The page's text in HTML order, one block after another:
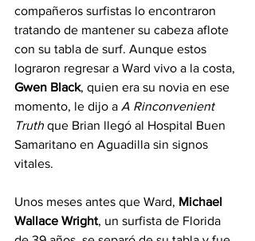
compañeros surfistas lo encontraron
tratando de mantener su cabeza aflote
con su tabla de surf. Aunque estos
lograron regresar a Ward vivo a la costa,
Gwen Black, quien era su novia en ese
momento, le dijo a A Rinconvenient
Truth que Brian llegó al Hospital Buen
Samaritano en Aguadilla sin signos
vitales.
Unos meses antes que Ward, Michael
Wallace Wright, un surfista de Florida